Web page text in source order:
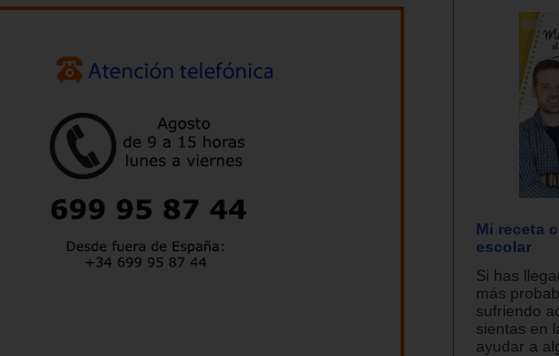
Mi receta
escolar
Si has
más
sufriendo
sientas en
ayudar a